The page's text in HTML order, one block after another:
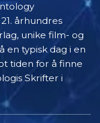
århundres
unike film- og
en typisk dag i en
tiden for å finne
Skrifter i